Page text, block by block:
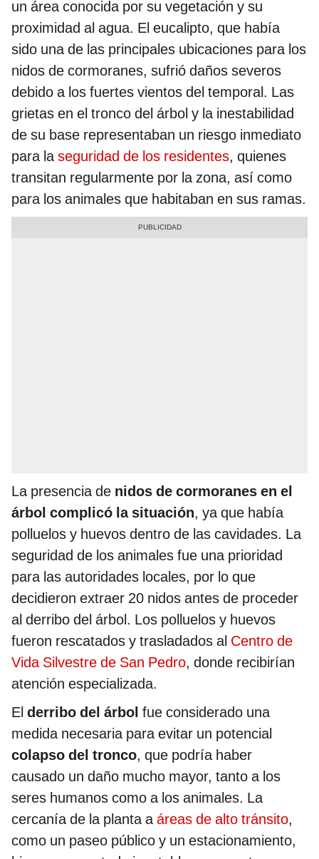
un área conocida por su vegetación y su
proximidad al agua. El eucalipto, que había
sido una de las principales ubicaciones para los
nidos de cormoranes, sufrió daños severos
debido a los fuertes vientos del temporal. Las
grietas en el tronco del árbol y la inestabilidad
de su base representaban un riesgo inmediato
para laseguridad de los residentes, quienes
transitan regularmente por la zona, así como
para los animales que habitaban en sus ramas.
La presencia de nidos de cormoranes en el
árbol complicó la situación, ya que había
polluelos y huevos dentro de las cavidades. La
seguridad de los animales fue una prioridad
para las autoridades locales, por lo que
decidieron extraer 20 nidos antes de proceder
al derribo del árbol. Los polluelos y huevos
fueron rescatados y trasladados al Centro de
Vida Silvestre de San Pedro, donde recibirían
atención especializada.
El derribo del árbol fue considerado una
medida necesaria para evitar un potencial
colapso del tronco, que podría haber
causado un daño mucho mayor, tanto a los
seres humanos como a los animales. La
cercanía de la planta aáreas de alto tránsito,
como un paseo público y un estacionamiento,